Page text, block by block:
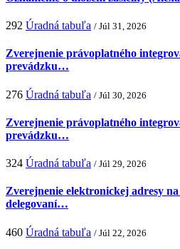
292 Úradná tabuľa / Júl 31, 2026
Zverejnenie právoplatného
prevádzku…
276 Úradná tabuľa / Júl 30, 2026
Zverejnenie právoplatného
prevádzku…
324 Úradná tabuľa / Júl 29, 2026
Zverejnenie elektronickej adresy
delegovaní…
460 Úradná tabuľa / Júl 22, 2026